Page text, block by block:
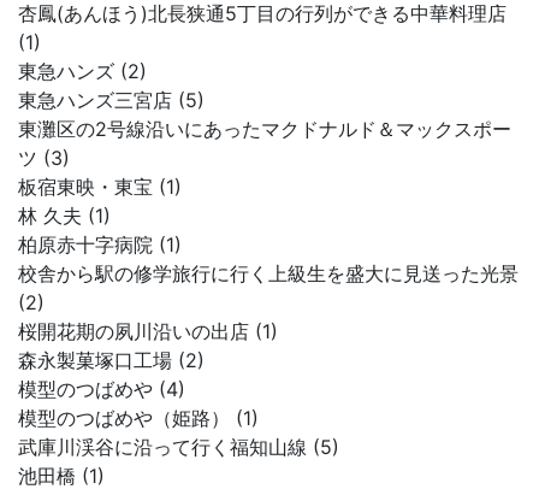
杏鳳(あんほう)北長狭通5丁目の行列ができる中華料理店
(1)
東急ハンズ (2)
東急ハンズ三宮店 (5)
東灘区の2号線沿いにあったマクドナルド＆マックスポー
ツ (3)
板宿東映・東宝 (1)
林 久夫 (1)
柏原赤十字病院 (1)
校舎から駅の修学旅行に行く上級生を盛大に見送った光景
(2)
桜開花期の夙川沿いの出店 (1)
森永製菓塚口工場 (2)
模型のつばめや (4)
模型のつばめや（姫路） (1)
武庫川渓谷に沿って行く福知山線 (5)
池田橋 (1)